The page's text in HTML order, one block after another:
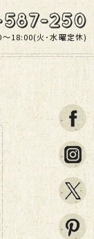
18:00(火･水曜定休)